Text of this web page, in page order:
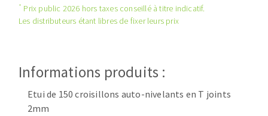
Disques à lamelles
Meules sur tige
Brosses
NETTOYAGE
* Prix public 2026 hors taxes conseillé à titre indicatif.
Les distributeurs étant libres de fixer leurs prix
Informations produits :
Etui de 150 croisillons auto-nivelants en T joints
2mm